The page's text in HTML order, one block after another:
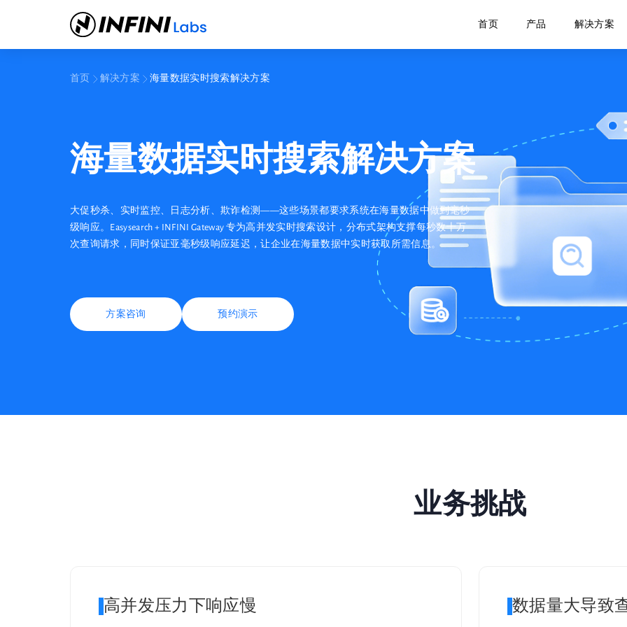
首页 产品 解决方案
首页 解决方案 海量数据实时搜索解决方案
海量数据实时搜索解决方案
大促秒杀、实时监控、日志分析、欺诈检测——这些场景都要求系统在海量数据中做到毫秒
级响应。Easysearch + INFINI Gateway 专为高并发实时搜索设计，分布式架构支撑每秒数十万
次查询请求，同时保证亚毫秒级响应延迟，让企业在海量数据中实时获取所需信息。
方案咨询 预约演示
业务挑战
高并发压力下响应慢 数据量大导致